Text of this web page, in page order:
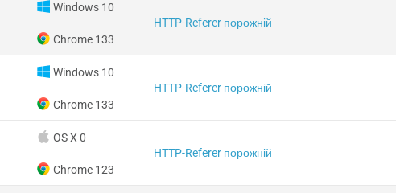
Windows 10
Chrome 133
HTTP-Referer порожній
Windows 10
Chrome 133
HTTP-Referer порожній
OS X 0
Chrome 123
HTTP-Referer порожній